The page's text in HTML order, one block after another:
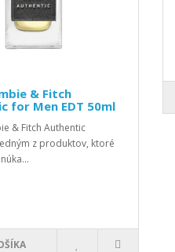
& Fitch
for Men EDT 50ml
& Fitch Authentic
z produktov, ktoré